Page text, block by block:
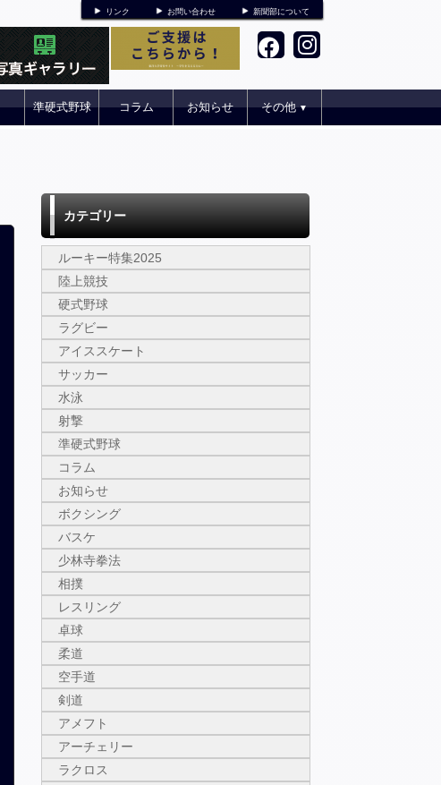
リンク お問い合わせ 新聞部について
準硬式野球 コラム お知らせ その他▼
カテゴリー
ルーキー特集2025
陸上競技
硬式野球
ラグビー
アイススケート
サッカー
水泳
射撃
準硬式野球
コラム
お知らせ
ボクシング
バスケ
少林寺拳法
相撲
レスリング
卓球
柔道
空手道
剣道
アメフト
アーチェリー
ラクロス